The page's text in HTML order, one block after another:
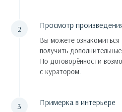
Просмотр
Вы можете ознакомиться
получить
По договорённости
с куратором.
Примерка в интерьере